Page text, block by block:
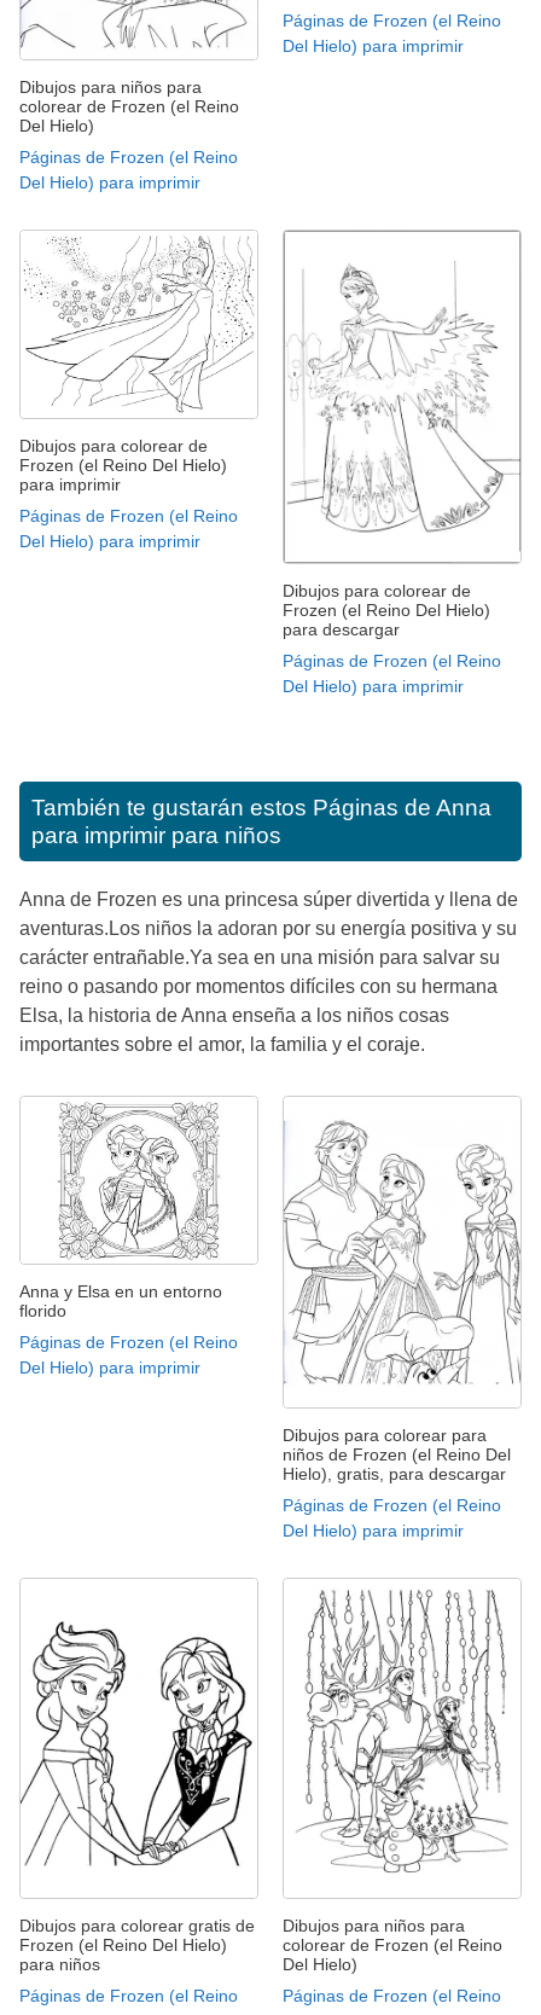
Dibujos para niños para
colorear de Frozen (el Reino
Del Hielo)
Páginas de Frozen (el Reino
Del Hielo) para imprimir
Páginas de Frozen (el Reino
Del Hielo) para imprimir
Dibujos para colorear de
Frozen (el Reino Del Hielo)
para imprimir
Páginas de Frozen (el Reino
Del Hielo) para imprimir
Dibujos para colorear de
Frozen (el Reino Del Hielo)
para descargar
Páginas de Frozen (el Reino
Del Hielo) para imprimir
También te gustarán estos Páginas de Anna
para imprimir para niños
Anna de Frozen es una princesa súper divertida y llena de
aventuras.Los niños la adoran por su energía positiva y su
carácter entrañable.Ya sea en una misión para salvar su
reino o pasando por momentos difíciles con su hermana
Elsa, la historia de Anna enseña a los niños cosas
importantes sobre el amor, la familia y el coraje.
Anna y Elsa en un entorno
florido
Páginas de Frozen (el Reino
Del Hielo) para imprimir
Dibujos para colorear para
niños de Frozen (el Reino Del
Hielo), gratis, para descargar
Páginas de Frozen (el Reino
Del Hielo) para imprimir
Dibujos para colorear gratis de
Frozen (el Reino Del Hielo)
para niños
Páginas de Frozen (el Reino
Dibujos para niños para
colorear de Frozen (el Reino
Del Hielo)
Páginas de Frozen (el Reino